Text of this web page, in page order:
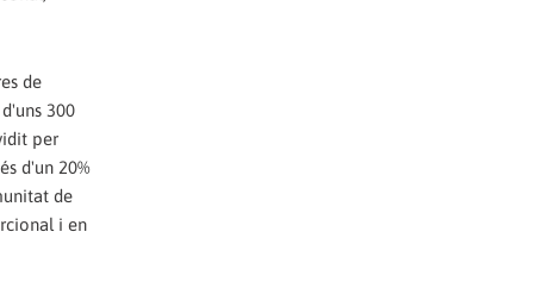
de
300
per
d'un 20%
de
i en